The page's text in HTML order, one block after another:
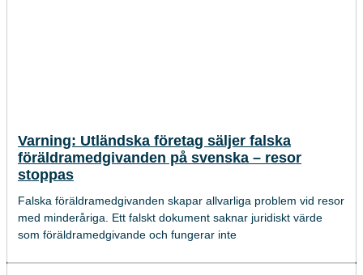
Varning: Utländska företag säljer falska
föräldramedgivanden på svenska – resor
stoppas
Falska föräldramedgivanden skapar allvarliga problem vid resor
med minderåriga. Ett falskt dokument saknar juridiskt värde
som föräldramedgivande och fungerar inte